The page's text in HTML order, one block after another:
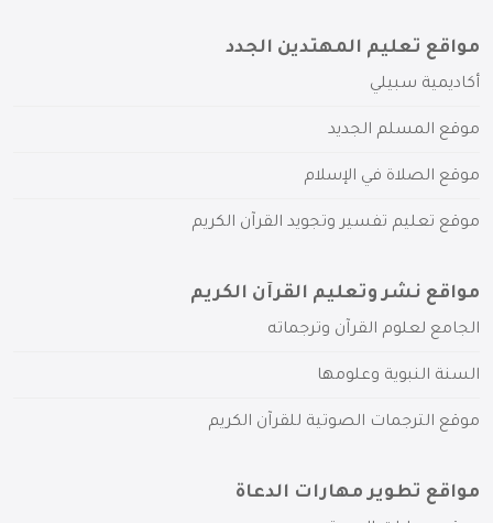
مواقع تعليم المهتدين الجدد
أكاديمية سبيلي
موقع المسلم الجديد
موقع الصلاة في الإسلام
موقع تعليم تفسير وتجويد القرآن الكريم
مواقع نشر وتعليم القرآن الكريم
الجامع لعلوم القرآن وترجماته
السنة النبوية وعلومها
موقع الترجمات الصوتية للقرآن الكريم
مواقع تطوير مهارات الدعاة